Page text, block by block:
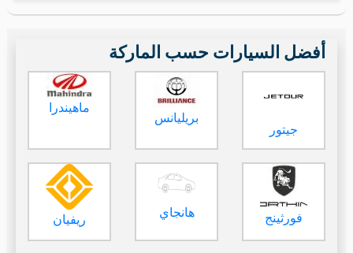
أفضل السيارات حسب الماركة
جيتور
بريليانس
ماهيندرا
فورثينج هانجاي ريفيان